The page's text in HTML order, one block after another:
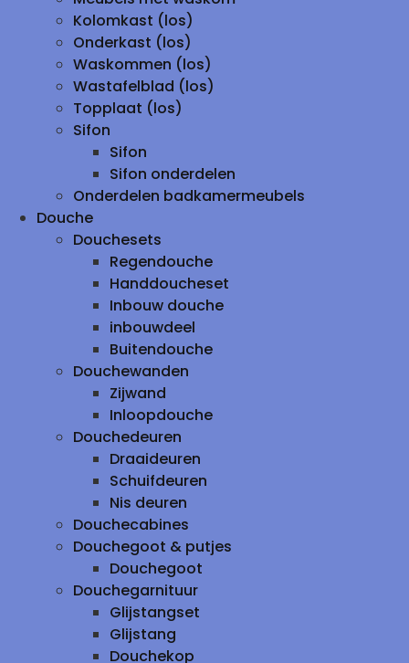
Kolomkast (los)
Onderkast (los)
Waskommen (los)
Wastafelblad (los)
Topplaat (los)
Sifon
Sifon
Sifon onderdelen
Onderdelen badkamermeubels
Douche
Douchesets
Regendouche
Handdoucheset
Inbouw douche
inbouwdeel
Buitendouche
Douchewanden
Zijwand
Inloopdouche
Douchedeuren
Draaideuren
Schuifdeuren
Nis deuren
Douchecabines
Douchegoot & putjes
Douchegoot
Douchegarnituur
Glijstangset
Glijstang
Douchekop